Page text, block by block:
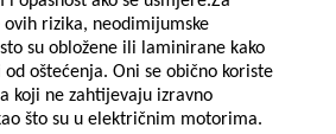
ovih rizika, neodimijumske
su obložene ili laminirane kako
oštećenja. Oni se obično koriste
koji ne zahtijevaju izravno
što su u električnim motorima.